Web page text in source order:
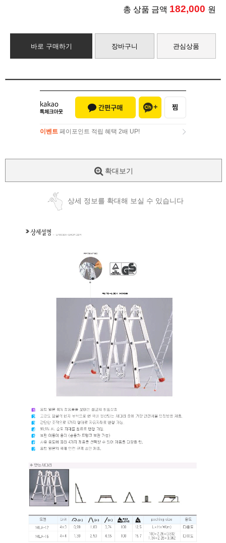
총 상품 금액 182,000 원
바로 구매하기 장바구니 관심상품
이벤트 페이포인트 적립 혜택 2배 UP!
확대보기
상세 정보를 확대해 보실 수 있습니다